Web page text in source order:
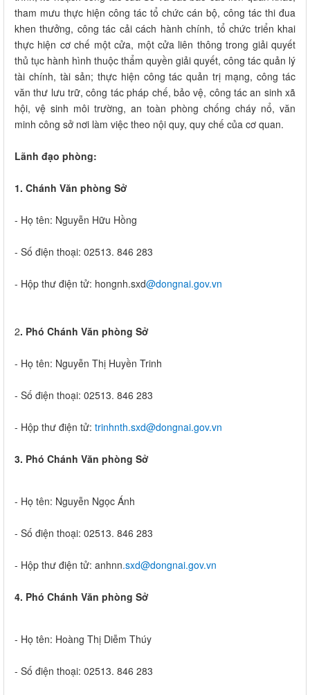
tham mưu thực hiện công tác tổ chức cán bộ, công tác thi đua
khen thưởng, công tác cải cách hành chính, tổ chức triển khai
thực hiện cơ chế một cửa, một cửa liên thông trong giải quyết
thủ tục hành hình thuộc thẩm quyền giải quyết, công tác quản lý
tài chính, tài sản; thực hiện công tác quản trị mạng, công tác
văn thư lưu trữ, công tác pháp chế, bảo vệ, công tác an sinh xã
hội, vệ sinh môi trường, an toàn phòng chống cháy nổ, văn
minh công sở nơi làm việc theo nội quy, quy chế của cơ quan.
Lãnh đạo phòng:
1. Chánh Văn phòng Sở
- Họ tên: Nguyễn Hữu Hồng
- Số điện thoại: 02513. 846 283
- Hộp thư điện tử: hongnh.sxd@dongnai.gov.vn
2. Phó Chánh Văn phòng Sở
- Họ tên: Nguyễn Thị Huyền Trinh
- Số điện thoại: 02513. 846 283
- Hộp thư điện tử: trinhnth.sxd@dongnai.gov.vn
3. Phó Chánh Văn phòng Sở
- Họ tên: Nguyễn Ngọc Ánh
- Số điện thoại: 02513. 846 283
- Hộp thư điện tử: anhnn.sxd@dongnai.gov.vn​​
4. Phó Chánh Văn phòng Sở
- Họ tên: Hoàng Thị Diễm Thúy
- Số điện thoại: 02513. 846 283